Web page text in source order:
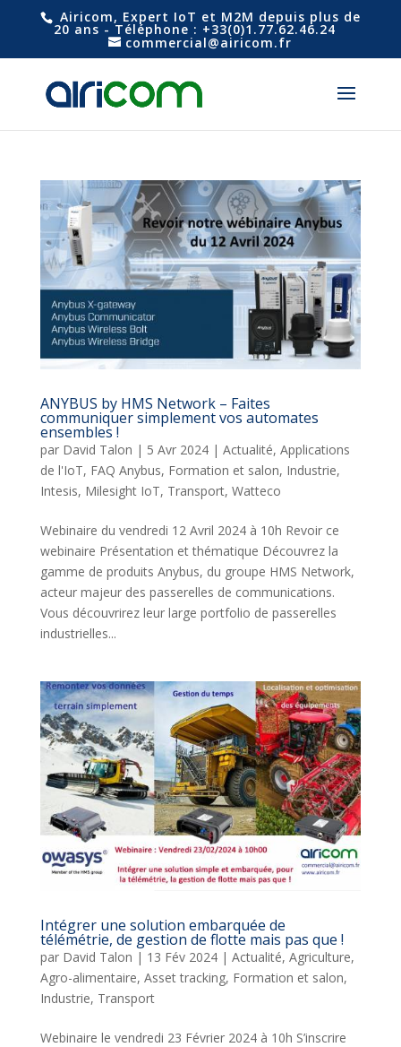
Airicom, Expert IoT et M2M depuis plus de
20 ans - Téléphone : +33(0)1.77.62.46.24
commercial@airicom.fr
ANYBUS by HMS Network – Faites
communiquer simplement vos automates
ensembles !
par David Talon | 5 Avr 2024| Actualité, Applications
de l'IoT, FAQ Anybus, Formation et salon, Industrie,
Intesis, Milesight IoT, Transport, Watteco
Webinaire du vendredi 12 Avril 2024 à 10h Revoir ce
webinaire Présentation et thématique Découvrez la
gamme de produits Anybus, du groupe HMS Network,
acteur majeur des passerelles de communications.
Vous découvrirez leur large portfolio de passerelles
industrielles...
Intégrer une solution embarquée de
télémétrie, de gestion de flotte mais pas que !
par David Talon | 13 Fév 2024| Actualité, Agriculture,
Agro-alimentaire, Asset tracking, Formation et salon,
Industrie, Transport
Webinaire le vendredi 23 Février 2024 à 10h S’inscrire